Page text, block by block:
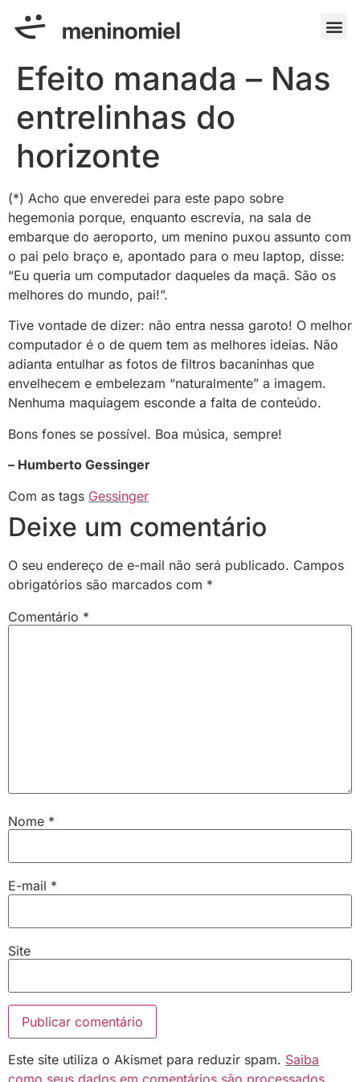
Efeito manada – Nas
entrelinhas do
horizonte
(*) Acho que enveredei para este papo sobre
hegemonia porque, enquanto escrevia, na sala de
embarque do aeroporto, um menino puxou assunto com
o pai pelo braço e, apontado para o meu laptop, disse:
“Eu queria um computador daqueles da maçã. São os
melhores do mundo, pai!”.
Tive vontade de dizer: não entra nessa garoto! O melhor
computador é o de quem tem as melhores ideias. Não
adianta entulhar as fotos de filtros bacaninhas que
envelhecem e embelezam “naturalmente” a imagem.
Nenhuma maquiagem esconde a falta de conteúdo.
Bons fones se possível. Boa música, sempre!
– Humberto Gessinger
Com as tags Gessinger
Deixe um comentário
O seu endereço de e-mail não será publicado. Campos
obrigatórios são marcados com *
Comentário *
Nome *
E-mail *
Site
Este site utiliza o Akismet para reduzir spam. Saiba
como seus dados em comentários são processados